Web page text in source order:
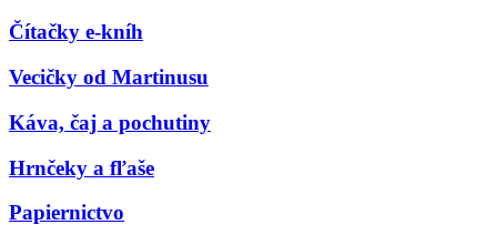
Čítačky e-kníh
Vecičky od Martinusu
Káva, čaj a pochutiny
Hrnčeky a fľaše
Papiernictvo